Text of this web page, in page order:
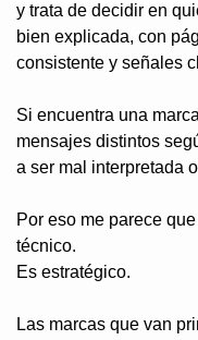
y trata de decidir en
bien explicada, con
consistente y señales
Si encuentra una
mensajes distintos
a ser mal interpretada
Por eso me parece
técnico.
Es estratégico.
Las marcas que van